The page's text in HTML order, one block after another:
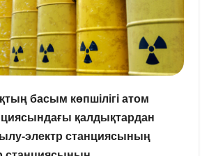
басым көпшілігі атом
қалдықтардан
электр станциясының